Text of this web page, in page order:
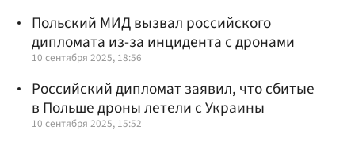
Польский МИД вызвал российского
дипломата из-за инцидента с дронами
10 сентября 2025, 18:56
Российский дипломат заявил, что сбитые
в Польше дроны летели с Украины
10 сентября 2025, 15:52